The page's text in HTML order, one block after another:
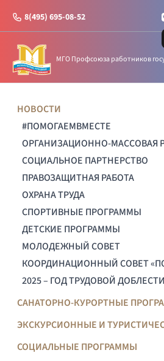
8(495) 695-08-52
МГО Профсоюза работников
НОВОСТИ
#ПОМОГАЕМВМЕСТЕ
ОРГАНИЗАЦИОННО-МАССОВАЯ
СОЦИАЛЬНОЕ ПАРТНЕРСТВО
ПРАВОЗАЩИТНАЯ РАБОТА
ОХРАНА ТРУДА
СПОРТИВНЫЕ ПРОГРАММЫ
ДЕТСКИЕ ПРОГРАММЫ
МОЛОДЕЖНЫЙ СОВЕТ
КООРДИНАЦИОННЫЙ СОВЕТ
2025 – ГОД ТРУДОВОЙ ДОБЛЕСТИ
САНАТОРНО-КУРОРТНЫЕ
ЭКСКУРСИОННЫЕ И
СОЦИАЛЬНЫЕ ПРОГРАММЫ